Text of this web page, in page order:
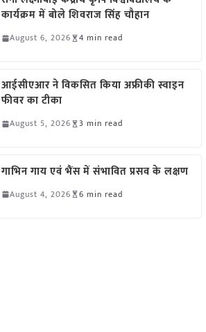
कार्यक्रम में बोले शिवराज सिंह चौहान
August 6, 2026 4 min read
आईसीएआर ने विकसित किया अफ्रीकी स्वाइन
फीवर का टीका
August 5, 2026 3 min read
गाभिन गाय एवं भैंस में संभावित प्रसव के लक्षण
August 4, 2026 6 min read